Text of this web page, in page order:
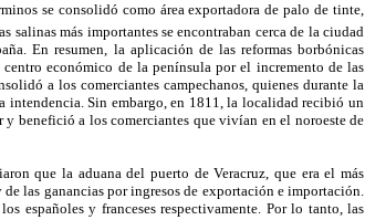
se consolidó como área exportadora de palo de tinte,
salinas más importantes se encontraban cerca de la ciudad
En resumen, la aplicación de las reformas borbónicas
económico de la península por el incremento de las
a los comerciantes campechanos, quienes durante la
Sin embargo, en 1811, la localidad recibió un
benefició a los comerciantes que vivían en el noroeste de
que la aduana del puerto de Veracruz, que era el más
las ganancias por ingresos de exportación e importación.
españoles y franceses respectivamente. Por lo tanto, las